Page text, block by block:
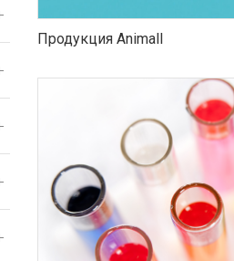
Продукция Animall